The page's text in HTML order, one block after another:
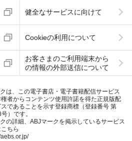
健全なサービスに向けて
Cookieの利用について
お客さまのご利用端末から
の情報の外部送信について
は、この電子書店・電子書籍配信サービス
者からコンテンツ使用許諾を得た正規版配
であることを示す登録商標（登録番号 第
）です。
の詳細、ABJマークを掲示しているサービス
ちら
aebs.or.jp/